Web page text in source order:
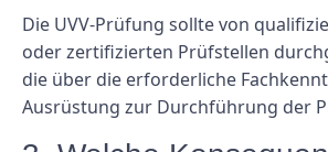
Die UVV-Prüfung sollte von
oder zertifizierten Prüfstellen
die über die erforderliche
Ausrüstung zur Durchführung der